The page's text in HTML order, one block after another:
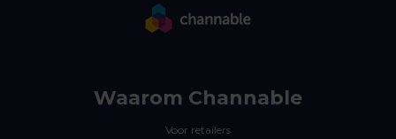
Waarom Channable
Voor retailers